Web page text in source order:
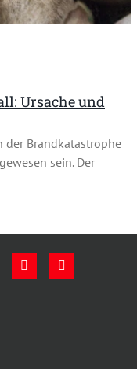
Ursache und
der Brandkatastrophe
sein. Der